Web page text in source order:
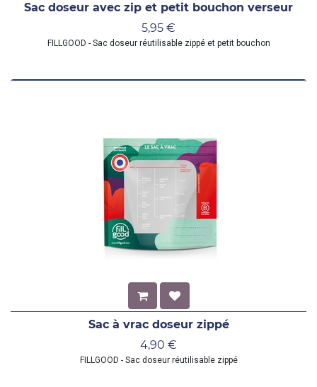
Sac doseur avec zip et petit bouchon verseur
5,95 €
FILLGOOD - Sac doseur réutilisable zippé et petit bouchon
Sac à vrac doseur zippé
4,90 €
FILLGOOD - Sac doseur réutilisable zippé